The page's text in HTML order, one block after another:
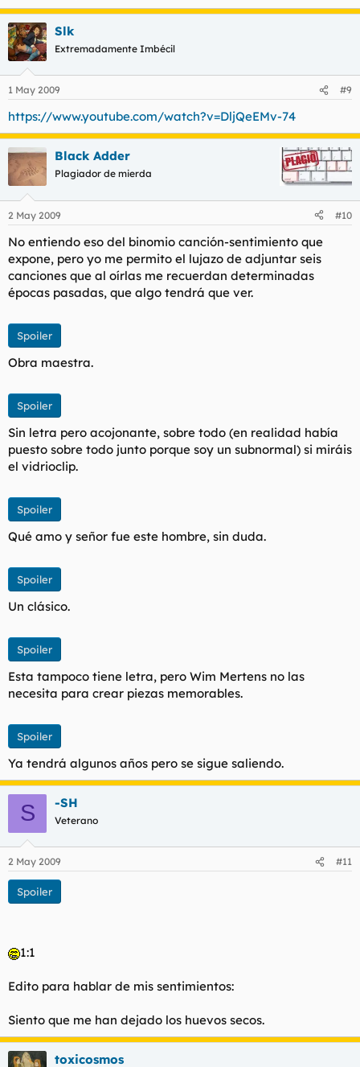
Slk
Extremadamente Imbécil
1 May 2009 #9
https://www.youtube.com/watch?v=DljQeEMv-74
Black Adder
Plagiador de mierda
2 May 2009 #10
No entiendo eso del binomio canción-sentimiento que
expone, pero yo me permito el lujazo de adjuntar seis
canciones que al oírlas me recuerdan determinadas
épocas pasadas, que algo tendrá que ver.
Spoiler
Obra maestra.
Spoiler
Sin letra pero acojonante, sobre todo (en realidad había
puesto sobre todo junto porque soy un subnormal) si miráis
el vidrioclip.
Spoiler
Qué amo y señor fue este hombre, sin duda.
Spoiler
Un clásico.
Spoiler
Esta tampoco tiene letra, pero Wim Mertens no las
necesita para crear piezas memorables.
Spoiler
Ya tendrá algunos años pero se sigue saliendo.
S -SH
Veterano
2 May 2009 #11
Spoiler
1:1
Edito para hablar de mis sentimientos:
Siento que me han dejado los huevos secos.
toxicosmos